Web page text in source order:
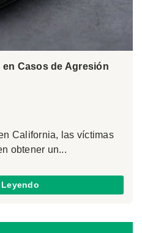
Casos de Agresión
California, las víctimas
obtener un...